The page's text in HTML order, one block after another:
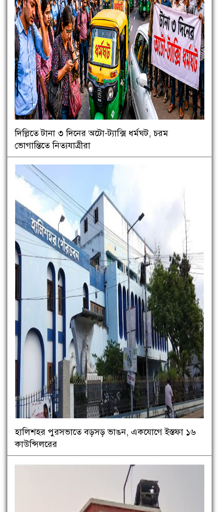
দিল্লিতে টানা ৩ দিনের অটো-ট্যাক্সি ধর্মঘট, চরম
ভোগান্তিতে নিত্যযাত্রীরা
হালিশহর পুরসভাতে বড়সড় ভাঙন, একযোগে ইস্তফা ১৬
কাউন্সিলরের